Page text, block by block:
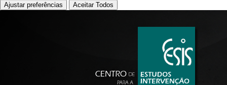
Ajustar preferências Aceitar Todos